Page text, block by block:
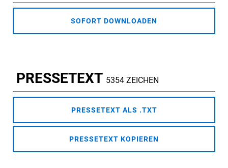
SOFORT DOWNLOADEN
PRESSETEXT 5354 ZEICHEN
PRESSETEXT ALS .TXT
PRESSETEXT KOPIEREN